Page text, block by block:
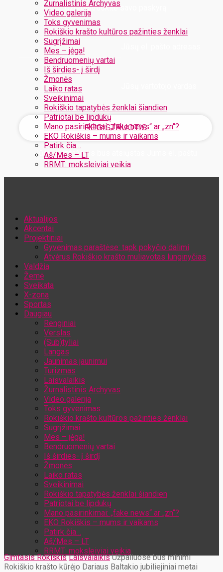
Žurnalistinis Archyvas
Video galerija
Toks gyvenimas
Rokiškio krašto kultūros pažinties ženklai
Sugrįžimai
Mes – jėga!
Bendruomenių vartai
Iš širdies- į širdį
Žmonės
Laiko ratas
Sveikinimai
Rokiškio tapatybės ženklai šiandien
Patriotai be lipdukų
Mano pasirinkimai: „fake news“ ar „zn“?
EKO Rokiškis – mums ir vaikams
Patirk čia…
Aš/Mes – LT
RRMT: moksleiviai veikia
Užregistruokite savo paskyrą
Jūsų slaptažodis bus atsiųstas Jums el. paštu
Aktualijos
Akcentai
Projektiniai
Gyvenimas paraštėse: tapk pokyčio dalimi
Atvėrus Rokiškio krašto muliavotas lunginyčias
Valdžia
Žemė
Sveikata
X-zona
Sportas
Daugiau
Renginiai
Verslas
(Sub)tyliai
Langas
Jaunimas jaunimui
Turizmas
Laisvalaikis
Žurnalistinis Archyvas
Video galerija
Toks gyvenimas
Rokiškio krašto kultūros pažinties ženklai
Sugrįžimai
Mes – jėga!
Bendruomenių vartai
Iš širdies- į širdį
Žmonės
Laiko ratas
Sveikinimai
Rokiškio tapatybės ženklai šiandien
Patriotai be lipdukų
Mano pasirinkimai: „fake news“ ar „zn“?
EKO Rokiškis – mums ir vaikams
Patirk čia…
Aš/Mes – LT
RRMT: moksleiviai veikia
Gimtasis Rokiškis Laisvalaikis Užpaliuose bus minimi
Rokiškio krašto kūrėjo Dariaus Baltakio jubiliejiniai metai